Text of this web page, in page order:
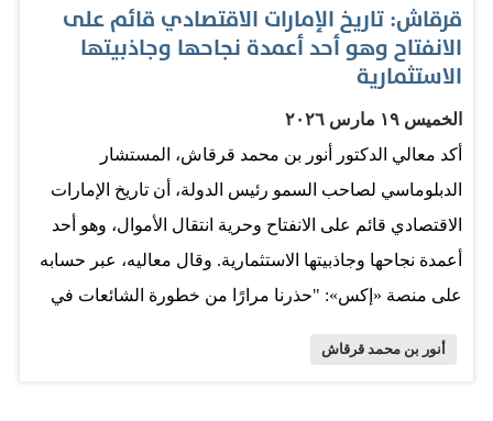
قرقاش: تاريخ الإمارات الاقتصادي قائم على
الانفتاح وهو أحد أعمدة نجاحها وجاذبيتها
الاستثمارية
الخميس ١٩ مارس ٢٠٢٦
أكد معالي الدكتور أنور بن محمد قرقاش، المستشار
الدبلوماسي لصاحب السمو رئيس الدولة، أن تاريخ الإمارات
الاقتصادي قائم على الانفتاح وحرية انتقال الأموال، وهو أحد
أعمدة نجاحها وجاذبيتها الاستثمارية. وقال معاليه، عبر حسابه
على منصة «إكس»: "حذرنا مرارًا من خطورة الشائعات في
أنور بن محمد قرقاش